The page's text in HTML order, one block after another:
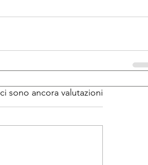
su 5.
sono ancora valutazioni